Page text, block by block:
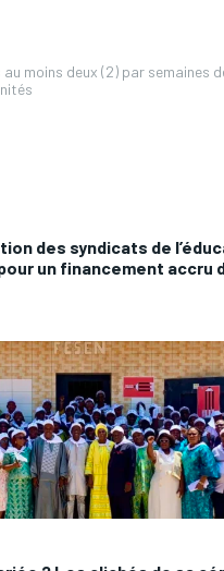
moins deux (2) par semaines
des syndicats de
un financement accru